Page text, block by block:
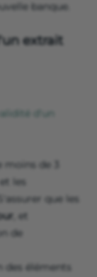
banque.
extrait
d'un
de 3
les
que les
, et
de
des éléments